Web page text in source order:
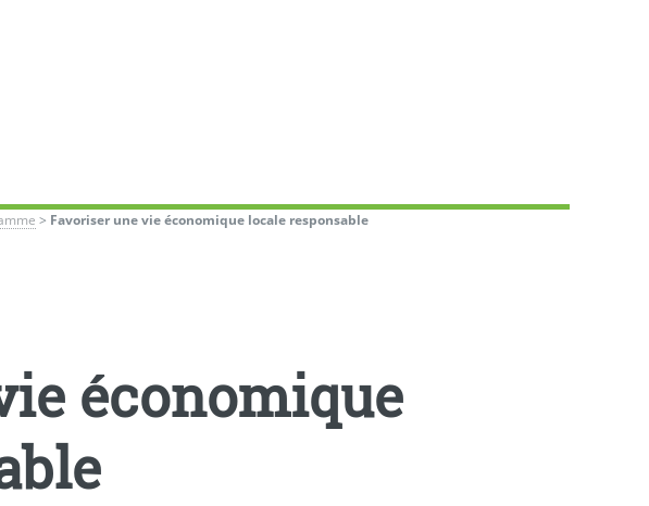
> Favoriser une vie économique locale responsable
économique